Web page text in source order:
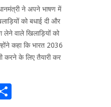
ने अपने भाषण में
को बधाई दी और
वाले खिलाड़ियों को
कहा कि भारत 2036
करने के लिए तैयारी कर